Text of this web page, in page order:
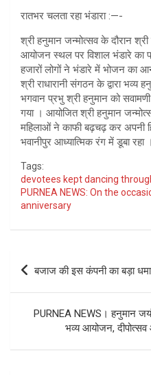
रातभर चलता रहा भंडारा :—-
श्री हनुमान जन्मोत्सव के दौरान श्री
आयोजन स्थल पर विशाल भंडारे का
हजारों लोगों ने भंडारे में भोजन का
श्री राधारानी संगठन के द्वारा
भगवान प्रभु श्री हनुमान को
गया । आयोजित श्री हनुमान
महिलाओं ने काफी बढ़चढ़ कर अपनी
भवानीपुर आध्यात्मिक रंग में डूबा रहा ।
Tags:
devotees kept dancing
PURNEA NEWS: On the
anniversary
Post
navigation
बजाज की इस कंपनी का बड़ा
PURNEA NEWS। हनुमान
भव्य आयोजन, दीपोत्सव